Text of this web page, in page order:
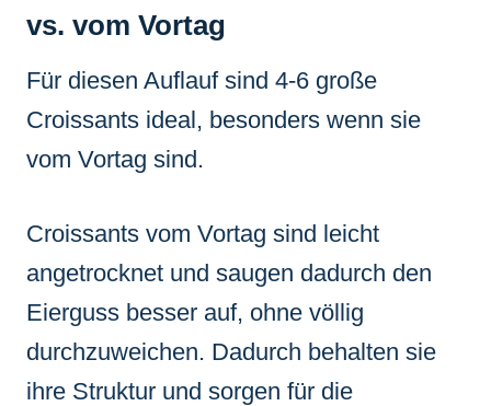
vs. vom Vortag
Für diesen Auflauf sind 4-6 große
Croissants ideal, besonders wenn sie
vom Vortag sind.
Croissants vom Vortag sind leicht
angetrocknet und saugen dadurch den
Eierguss besser auf, ohne völlig
durchzuweichen. Dadurch behalten sie
ihre Struktur und sorgen für die